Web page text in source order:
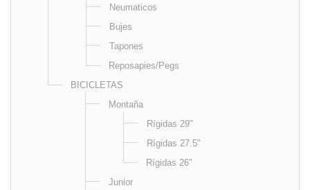
Neumaticos
Bujes
Tapones
Reposapies/Pegs
BICICLETAS
Montaña
Rígidas 29"
Rígidas 27.5"
Rígidas 26"
Junior